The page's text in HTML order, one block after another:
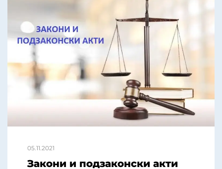
05.11.2021
Закони и подзаконски акти